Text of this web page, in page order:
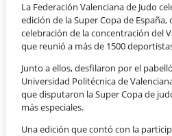
La Federación Valenciana de Judo
edición de la Super Copa de
celebración de la concentración del
que reunió a más de 1500
Junto a ellos, desfilaron por el
Universidad Politécnica de
que disputaron la Super Copa de
más especiales.
Una edición que contó con la